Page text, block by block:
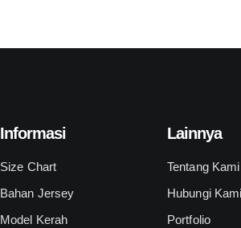
Informasi
Size Chart
Bahan Jersey
Model Kerah
Lainnya
Tentang Kami
Hubungi Kami
Portfolio